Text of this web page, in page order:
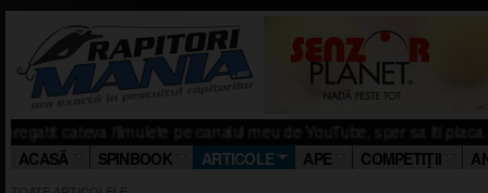
filmulete pe canalul meu de YouTube, sper sa iti placa. Click
ACASĂ
SPINBOOK ARTICOLE APE COMPETIŢII